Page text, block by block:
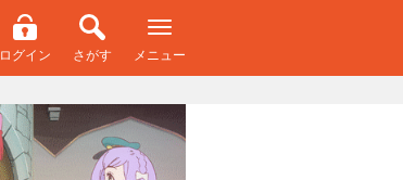
ログイン さがす メニュー